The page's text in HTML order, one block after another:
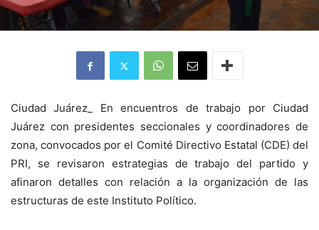
Ciudad Juárez_ En encuentros de trabajo por Ciudad
Juárez con presidentes seccionales y coordinadores de
zona, convocados por el Comité Directivo Estatal (CDE) del
PRI, se revisaron estrategias de trabajo del partido y
afinaron detalles con relación a la organización de las
estructuras de este Instituto Político.